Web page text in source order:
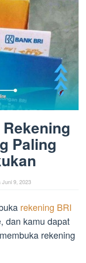
Paling
Juni 9, 2023
rekening BRI
dan kamu dapat
rekening